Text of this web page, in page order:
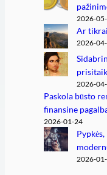
2026-
Ar
2026-
2026-
Paskola būsto
finansine
2026-01-24
2026-